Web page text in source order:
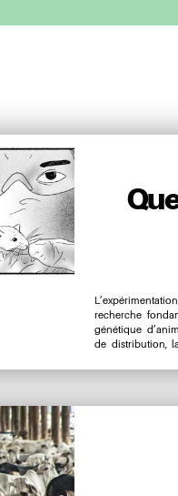
recherche
génétique
de distribution,